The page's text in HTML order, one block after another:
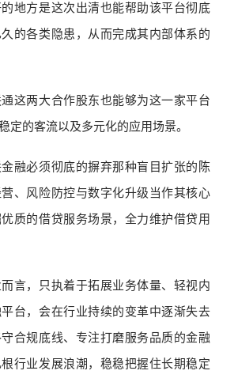
地方是这次出清也能帮助该平台彻底
的各类隐患，从而完成其内部体系的
这两大合作股东也能够为这一家平台
定的客流以及多元化的应用场景。
融必须彻底的摒弃那种盲目扩张的陈
营、风险防控与数字化升级当作其核心
质的借贷服务场景，全力维护借贷用
言，只执着于拓展业务体量、轻视内
台，会在行业持续的变革中逐渐失去
合规底线、专注打磨服务品质的金融
行业发展浪潮，稳稳把握住长期稳定